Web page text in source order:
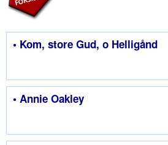
• Kom, store Gud, o Helligånd
• Annie Oakley